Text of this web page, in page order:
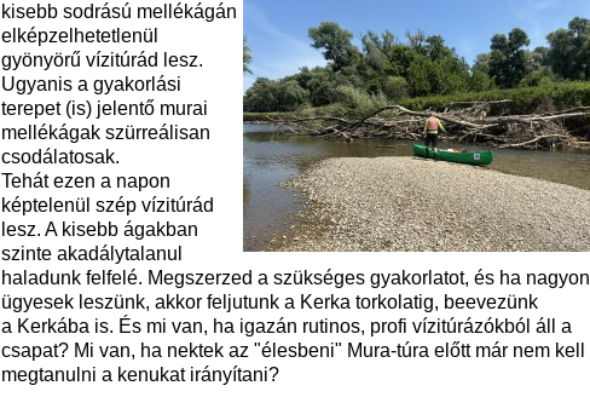
kisebb sodrású mellékágán
elképzelhetetlenül
gyönyörű vízitúrád lesz.
Ugyanis a gyakorlási
terepet (is) jelentő murai
mellékágak szürreálisan
csodálatosak.
Tehát ezen a napon
képtelenül szép vízitúrád
lesz. A kisebb ágakban
szinte akadálytalanul
haladunk felfelé. Megszerzed a szükséges gyakorlatot, és ha nagyon
ügyesek leszünk, akkor feljutunk a Kerka torkolatig, beevezünk
a Kerkába is. És mi van, ha igazán rutinos, profi vízitúrázókból áll a
csapat? Mi van, ha nektek az "élesbeni" Mura-túra előtt már nem kell
megtanulni a kenukat irányítani?